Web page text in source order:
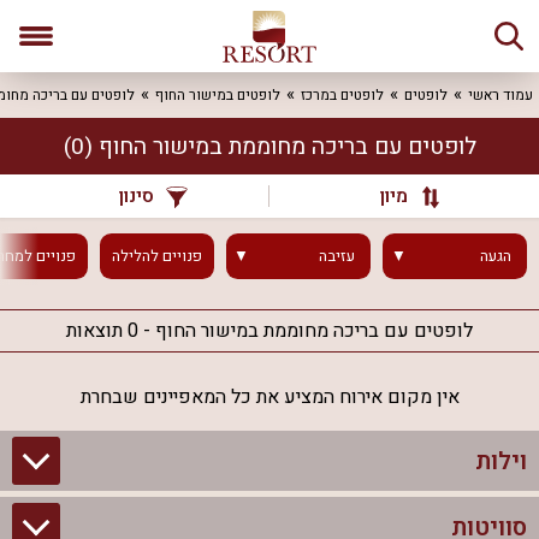
עמוד ראשי לופטים לופטים במרכז לופטים במישור החוף לופטים עם בריכה
לופטים עם בריכה מחוממת במישור החוף (0)
מיון סינון
הגעה עזיבה פנוייםלהלילה פנויים
לופטים עם בריכה מחוממת במישור החוף - 0 תוצאות
אין מקום אירוח המציע את כל המאפיינים שבחרת
וילות
סוויטות